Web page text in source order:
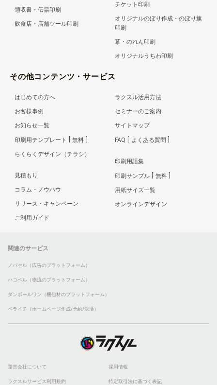
領収書・伝票印刷
飲食店・店舗ツール印刷
チケット印刷
オリジナルのぼり作成・のぼり旗
印刷
幕・のれん印刷
オリジナルうちわ印刷
その他コンテンツ・サービス
はじめての方へ
お客様事例
お知らせ一覧
印刷用テンプレート 無料
らくらくデザイン（チラシ）
見積もり
コラム・ノウハウ
リリース・キャンペーン
ご利用ガイド
ラクスル活用方法
セミナーのご案内
サイトマップ
FAQ よくある質問
印刷用語集
印刷サンプル 無料
用紙サイズ一覧
オンラインデザイン
関連のサービス
ノバセル（広告のプラットフォーム）
ハコベル（物流のプラットフォーム）
ダンボールワン（梱包材のプラットフォーム）
ペライチ（ホームページ作成/予約/決済）
運営会社について 採用情報
ラクスルサービス利用規約 特定取引法に基づく表記